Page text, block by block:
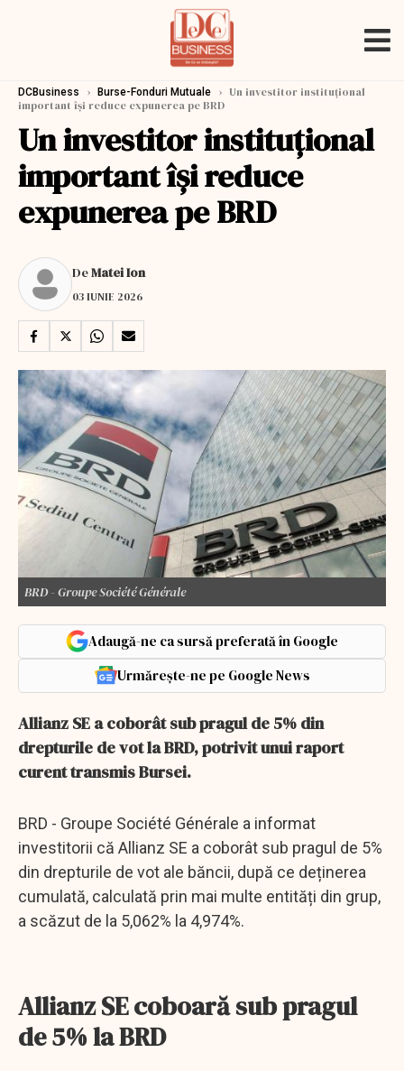
DCBusiness › Burse-Fonduri Mutuale › Un investitor instituțional
important își reduce expunerea pe BRD
Un investitor instituțional
important își reduce
expunerea pe BRD
DeMatei Ion
03 IUNIE 2026
BRD - Groupe Société Générale
Adaugă-ne ca sursă preferată în Google
Urmărește-ne pe Google News
Allianz SE a coborât sub pragul de 5% din
drepturile de vot la BRD, potrivit unui raport
curent transmis Bursei.
BRD - Groupe Société Générale a informat
investitorii că Allianz SE a coborât sub pragul de 5%
din drepturile de vot ale băncii, după ce deținerea
cumulată, calculată prin mai multe entități din grup,
a scăzut de la 5,062% la 4,974%.
Allianz SE coboară sub pragul
de 5% la BRD